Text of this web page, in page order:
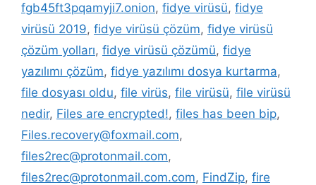
fgb45ft3pqamyji7.onion, fidye virüsü, fidye
virüsü 2019, fidye virüsü çözüm, fidye virüsü
çözüm yolları, fidye virüsü çözümü, fidye
yazılımı çözüm, fidye yazılımı dosya kurtarma,
file dosyası oldu, file virüs, file virüsü, file virüsü
nedir, Files are encrypted!, files has been bip,
Files.recovery@foxmail.com,
files2rec@protonmail.com,
files2rec@protonmail.com.com, FindZip, fire